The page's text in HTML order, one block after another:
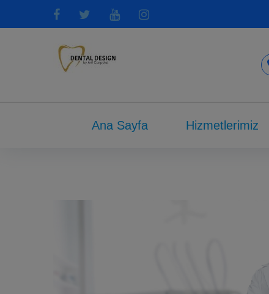
Ana Sayfa Hizmetlerimiz